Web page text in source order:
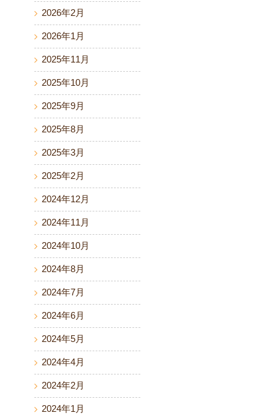
2026年2月
2026年1月
2025年11月
2025年10月
2025年9月
2025年8月
2025年3月
2025年2月
2024年12月
2024年11月
2024年10月
2024年8月
2024年7月
2024年6月
2024年5月
2024年4月
2024年2月
2024年1月